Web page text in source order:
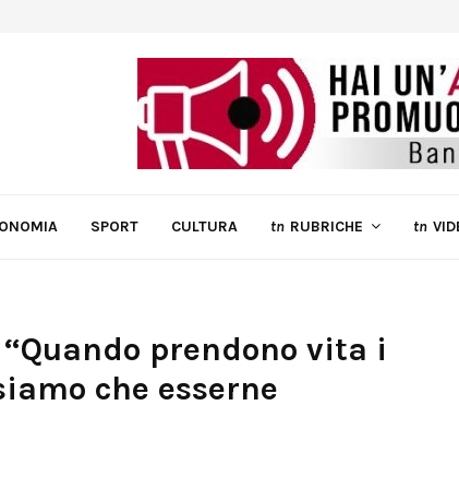
SPORT CULTURA tn RUBRICHE tn
prendono vita i
che esserne